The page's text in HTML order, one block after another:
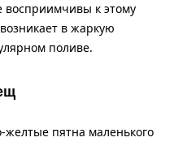
восприимчивы к этому
в жаркую
поливе.
желтые пятна маленького